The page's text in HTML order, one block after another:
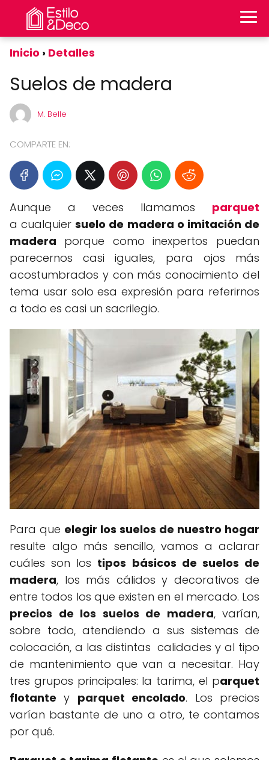
Inicio Detalles
Suelos de madera
M. Belle
COMPARTE EN:
Aunque a veces llamamos parquet
a cualquiersuelo de madera o imitación de
madera porque como inexpertos puedan
parecernos casi iguales, para ojos más
acostumbrados y con más conocimiento del
tema usar solo esa expresión para referirnos
a todo es casi un sacrilegio.
Para que elegir los suelos de nuestro hogar
resulte algo más sencillo, vamos a aclarar
cuáles son los tipos básicos de suelos de
madera, los más cálidos y decorativos de
entre todos los que existen en el mercado. Los
precios de los suelos de madera, varían,
sobre todo, atendiendo a sus sistemas de
colocación, a las distintas calidades y al tipo
de mantenimiento que van a necesitar. Hay
tres grupos principales: la tarima, el parquet
flotante y parquet encolado. Los precios
varían bastante de uno a otro, te contamos
por qué.